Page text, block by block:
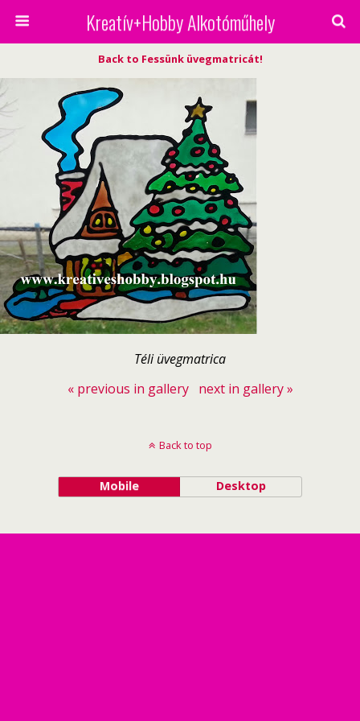
Kreatív+Hobby Alkotóműhely
Back to Fessünk üvegmatricát!
Téli üvegmatrica
« previous in gallery
next in gallery »
Back to top
Mobile Desktop